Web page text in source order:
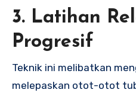
3. Latihan
Progresif
Teknik ini melibatkan
melepaskan otot-otot